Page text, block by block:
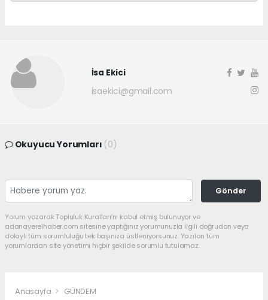
İsa Ekici
isaekici@gmail.com
Okuyucu Yorumları (0)
Gönder
Yorum yazarak Topluluk Kuralları’nı kabul etmiş bulunuyor ve
adanayerelhaber.com sitesine yaptığınız yorumunuzla ilgili doğrudan veya
dolaylı tüm sorumluluğu tek başınıza üstleniyorsunuz. Yazılan tüm
yorumlardan site yönetimi hiçbir şekilde sorumlu tutulamaz.
Anasayfa GÜNDEM